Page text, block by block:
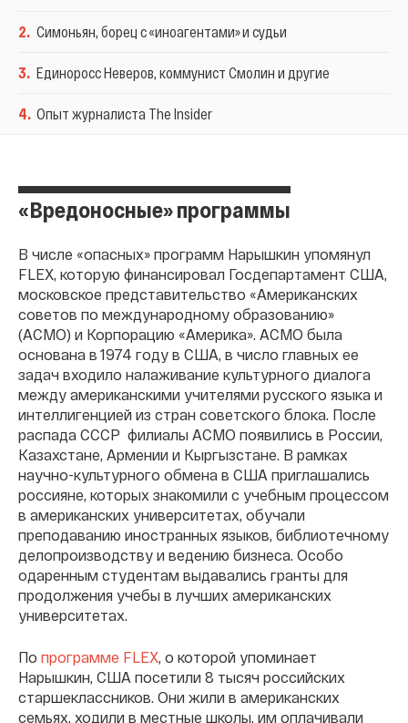
2. Симоньян, борец с «иноагентами» и судьи
3. Единоросс Неверов, коммунист Смолин и другие
4. Опыт журналиста The Insider
«Вредоносные» программы
В числе «опасных» программ Нарышкин упомянул
FLEX, которую финансировал Госдепартамент США,
московское представительство «Американских
советов по международному образованию»
(АСМО) и Корпорацию «Америка». АСМО была
основана в 1974 году в США, в число главных ее
задач входило налаживание культурного диалога
между американскими учителями русского языка и
интеллигенцией из стран советского блока. После
распада СССР филиалы АСМО появились в России,
Казахстане, Армении и Кыргызстане. В рамках
научно-культурного обмена в США приглашались
россияне, которых знакомили с учебным процессом
в американских университетах, обучали
преподаванию иностранных языков, библиотечному
делопроизводству и ведению бизнеса. Особо
одаренным студентам выдавались гранты для
продолжения учебы в лучших американских
университетах.
По программе FLEX, о которой упоминает
Нарышкин, США посетили 8 тысяч российских
старшеклассников. Они жили в американских
семьях, ходили в местные школы, им оплачивали